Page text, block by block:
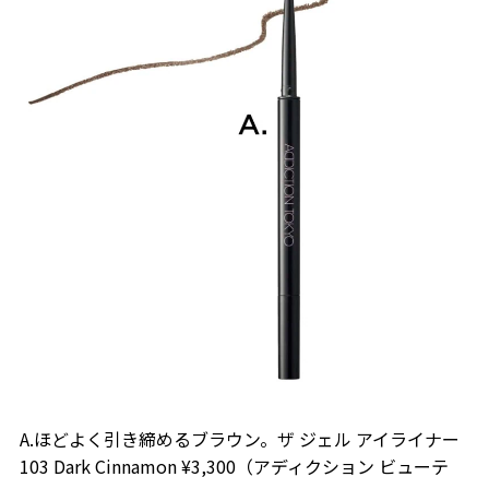
A.ほどよく引き締めるブラウン。ザ ジェル アイライナー
103 Dark Cinnamon ¥3,300（アディクション ビューテ